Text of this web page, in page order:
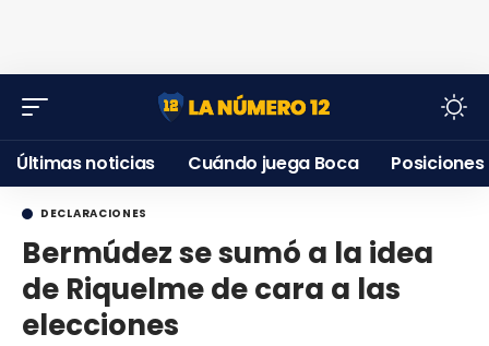
Últimas noticias Cuándo juega Boca Posiciones
DECLARACIONES
Bermúdez se sumó a la idea
de Riquelme de cara a las
elecciones